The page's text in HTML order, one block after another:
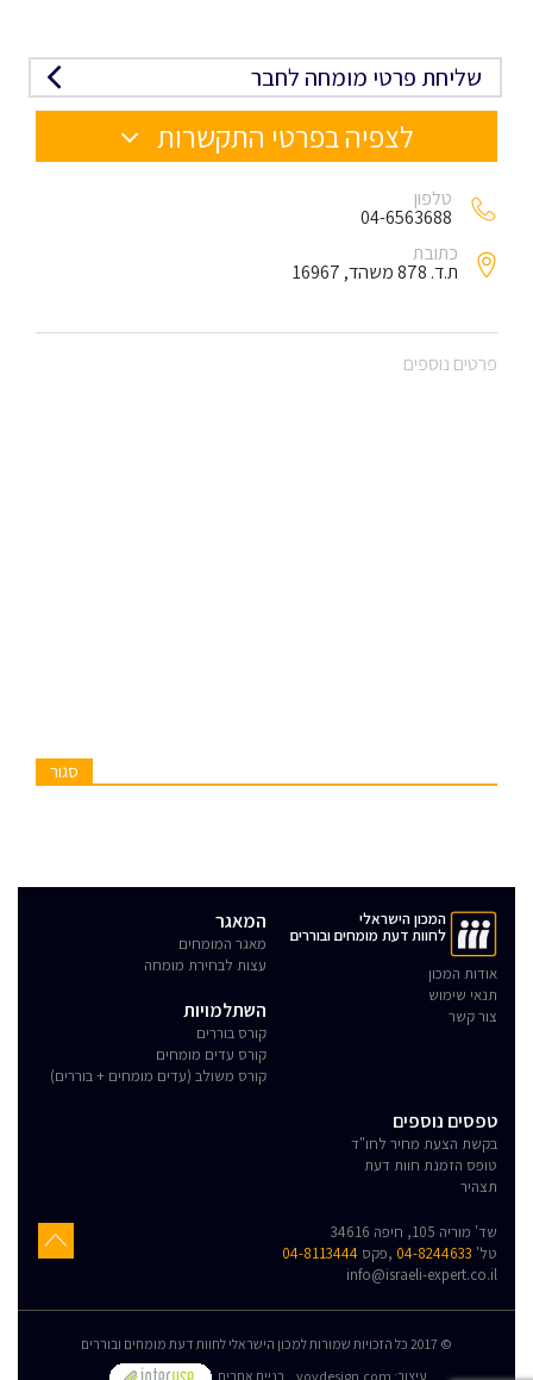
שליחת פרטי מומחה לחבר
לצפיה בפרטי התקשרות
טלפון
04-6563688
כתובת
ת.ד. 878 משהד, 16967
פרטים נוספים
סגור
המכון הישראלי
לחוות דעת מומחים ובוררים
אודות המכון
תנאי שימוש
צור קשר
המאגר
מאגר המומחים
עצות לבחירת מומחה
השתלמויות
קורס בוררים
קורס עדים מומחים
קורס משולב (עדים מומחים + בוררים)
טפסים נוספים
בקשת הצעת מחיר לחו"ד
טופס הזמנת חוות דעת
תצהיר
שד' מוריה 105, חיפה 34616
טל' 04-8244633 ,פקס 04-8113444
info@israeli-expert.co.il
© 2017 כל הזכויות שמורות למכון הישראלי לחוות דעת מומחים ובוררים
בניית אתרים
yovdesign.com :עיצוב